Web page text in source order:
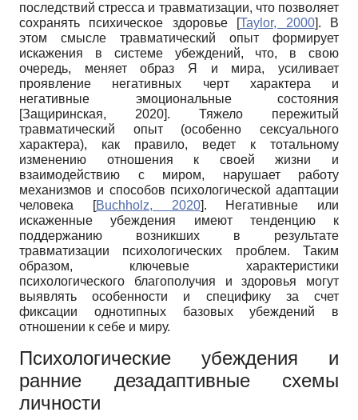
последствий стресса и травматизации, что позволяет
сохранять психическое здоровье
[Taylor, 2000]. В
этом смысле травматический опыт формирует
искажения в системе убеждений, что, в свою
очередь, меняет образ Я и мира, усиливает
проявление негативных черт характера и
негативные эмоциональные состояния
[Защиринская, 2020]. Тяжело пережитый
травматический опыт (особенно сексуального
характера), как правило, ведет к тотальному
изменению отношения к своей жизни и
взаимодействию с миром, нарушает работу
механизмов и способов психологической адаптации
человека
[Buchholz, 2020]. Негативные или
искаженные убеждения имеют тенденцию к
поддержанию возникших в результате
травматизации психологических проблем. Таким
образом, ключевые характеристики
психологического благополучия и здоровья могут
выявлять особенности и специфику за счет
фиксации однотипных базовых убеждений в
отношении к себе и миру.
Психологические убеждения и
ранние дезадаптивные схемы
личности